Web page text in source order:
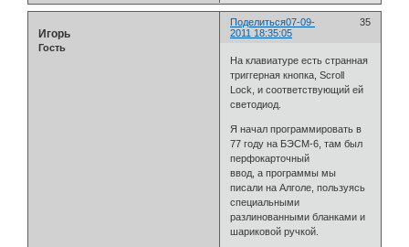
Поделиться 35
07-09-
2011 18:35:05
Игорь
Гость
На клавиатуре есть странная
триггерная кнопка, Scroll
Lock, и соответствующий ей
светодиод.
Я начал программировать в
77 году на БЭСМ-6, там был
перфокарточный
ввод, а программы мы
писали на Алголе, пользуясь
специальными
разлинованными бланками и
шариковой ручкой.